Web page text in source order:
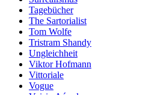
Tagebücher
The Sartorialist
Tom Wolfe
Tristram Shandy
Ungleichheit
Viktor Hofmann
Vittoriale
Vogue